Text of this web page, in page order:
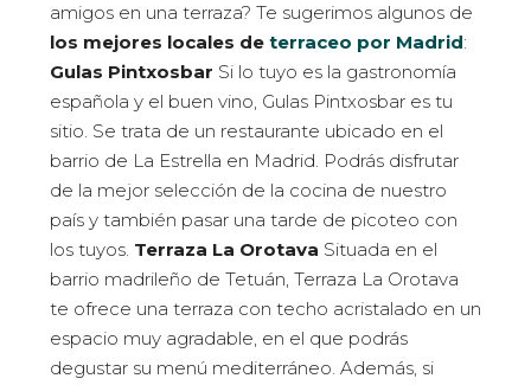
amigos en una terraza? Te sugerimos algunos de
los mejores locales de terraceo por Madrid:
Gulas Pintxosbar Si lo tuyo es la gastronomía
española y el buen vino, Gulas Pintxosbar es tu
sitio. Se trata de un restaurante ubicado en el
barrio de La Estrella en Madrid. Podrás disfrutar
de la mejor selección de la cocina de nuestro
país y también pasar una tarde de picoteo con
los tuyos. Terraza La Orotava Situada en el
barrio madrileño de Tetuán, Terraza La Orotava
te ofrece una terraza con techo acristalado en un
espacio muy agradable, en el que podrás
degustar su menú mediterráneo. Además, si